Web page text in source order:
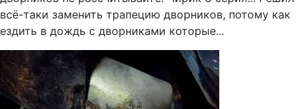
всё-таки заменить трапецию дворников, потому как
ездить в дождь с дворниками которые...